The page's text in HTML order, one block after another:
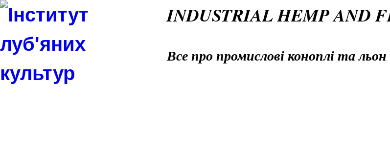
INDUSTRIAL HEMP AND
Все про промислові коноплі та льон